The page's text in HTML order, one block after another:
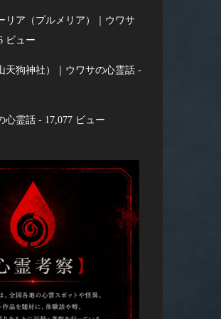
リア（プルメリア）｜ウワサ
ビュー
天狗神社）｜ウワサの心霊話 -
心霊話 - 17,077 ビュー